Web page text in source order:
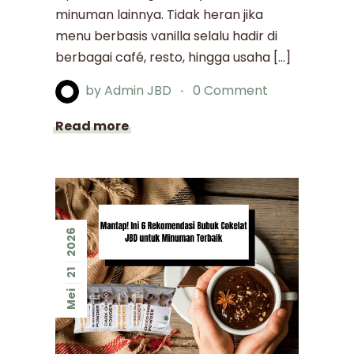
minuman lainnya. Tidak heran jika
menu berbasis vanilla selalu hadir di
berbagai café, resto, hingga usaha […]
byAdmin JBD
0 Comment
Read more
Mei
21
2026